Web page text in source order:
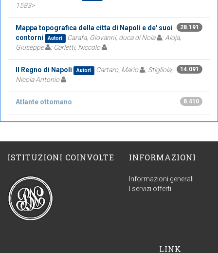
1583>
28.191
Mappa topografica della citta di Napoli e de' suoi
contorni
Autori Carafa, Giovanni, duca di Noia
; Aloja,
Giuseppe
; Carletti, Niccolo
14.091
Il Regno di Napoli Autori Cartaro, Mario
; Stigliola,
Nicola Antonio
8.410
Atlante ottomano
ISTITUZIONI COINVOLTE INFORMAZIONI
Informazioni generali
I servizi offerti
LINK